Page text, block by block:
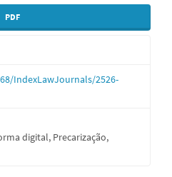
PDF
IndexLawJournals/2526-
digital, Precarização,